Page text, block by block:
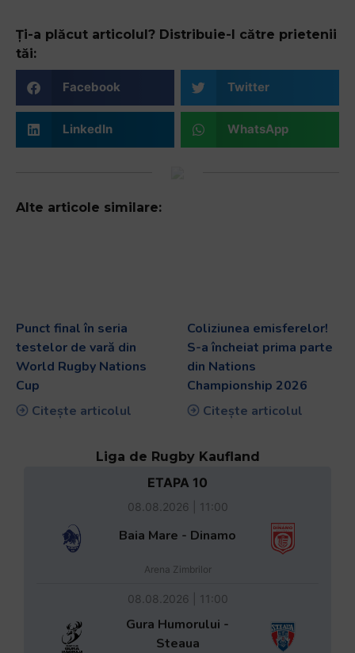
Ți-a plăcut articolul? Distribuie-l către prietenii
tăi:
Facebook Twitter
LinkedIn WhatsApp
Alte articole similare:
Punct final în seria
testelor de vară din
World Rugby Nations
Cup
Citește articolul
Coliziunea emisferelor!
S-a încheiat prima parte
din Nations
Championship 2026
Citește articolul
Liga de Rugby Kaufland
ETAPA 10
08.08.2026 | 11:00
Baia Mare - Dinamo
Arena Zimbrilor
08.08.2026 | 11:00
Gura Humorului -
Steaua